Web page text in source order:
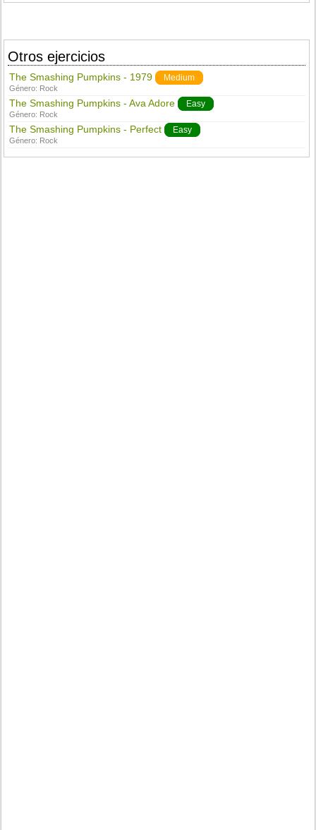
Otros ejercicios
The Smashing Pumpkins - 1979 Medium
Género: Rock
The Smashing Pumpkins - Ava Adore Easy
Género: Rock
The Smashing Pumpkins - Perfect Easy
Género: Rock